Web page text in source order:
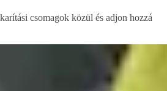
csomagok közül és adjon hozzá